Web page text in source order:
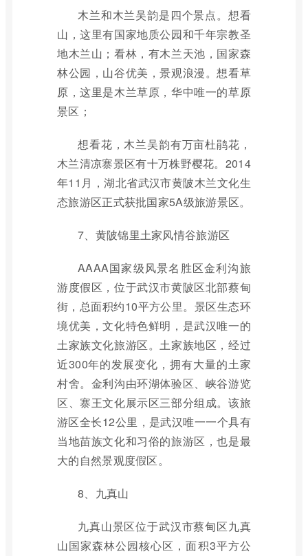
木兰和木兰吴韵是四个景点。想看
山，这里有国家地质公园和千年宗教圣
地木兰山；看林，有木兰天池，国家森
林公园，山谷优美，景观浪漫。想看草
原，这里是木兰草原，华中唯一的草原
景区；
想看花，木兰吴韵有万亩杜鹃花，
木兰清凉寨景区有十万株野樱花。2014
年11月，湖北省武汉市黄陂木兰文化生
态旅游区正式获批国家5A级旅游景区。
7、黄陂锦里土家风情谷旅游区
AAAA国家级风景名胜区金利沟旅
游度假区，位于武汉市黄陂区北部蔡甸
街，总面积约10平方公里。景区生态环
境优美，文化特色鲜明，是武汉唯一的
土家族文化旅游区。土家族地区，经过
近300年的发展变化，拥有大量的土家
村舍。金利沟由环湖体验区、峡谷游览
区、寨王文化展示区三部分组成。该旅
游区全长12公里，是武汉唯一一个具有
当地苗族文化和习俗的旅游区，也是最
大的自然景观度假区。
8、九真山
九真山景区位于武汉市蔡甸区九真
山国家森林公园核心区，面积3平方公